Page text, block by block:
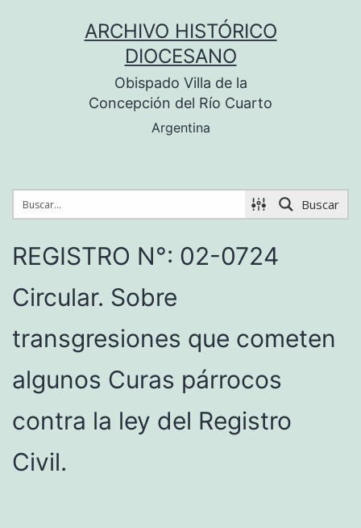
ARCHIVO HISTÓRICO
DIOCESANO
Obispado Villa de la
Concepción del Río Cuarto
Argentina
Buscar
REGISTRO N°: 02-0724
Circular. Sobre
transgresiones que cometen
algunos Curas párrocos
contra la ley del Registro
Civil.